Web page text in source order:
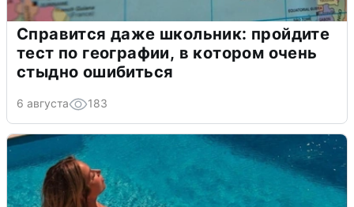
Справится даже школьник: пройдите
тест по географии, в котором очень
стыдно ошибиться
6 августа 183